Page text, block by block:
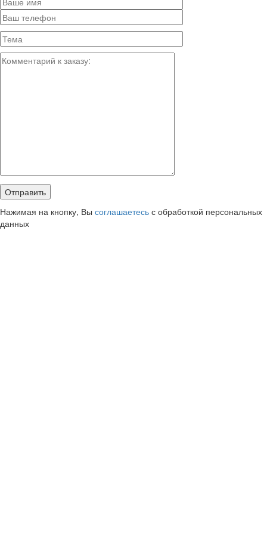
Нажимая на кнопку, Вы соглашаетесь с обработкой персональных
данных